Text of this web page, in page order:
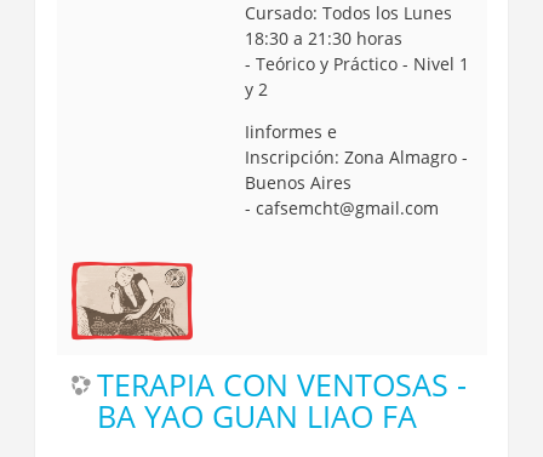
Cursado: Todos los Lunes
18:30 a 21:30 horas
- Teórico y Práctico - Nivel 1
y 2
Iinformes e
Inscripción: Zona Almagro -
Buenos Aires
- cafsemcht@gmail.com
TERAPIA CON VENTOSAS -
BA YAO GUAN LIAO FA